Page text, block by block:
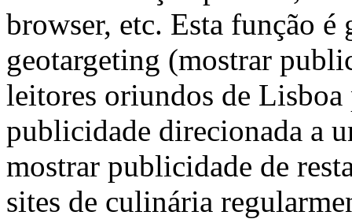
browser, etc. Esta função
geotargeting (mostrar
leitores oriundos de Lisboa
publicidade direcionada a
mostrar publicidade de
sites de culinária